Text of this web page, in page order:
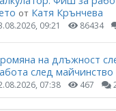
от Катя Крънчева
09:21 86434
на длъжност
след майчинство
07:38 467